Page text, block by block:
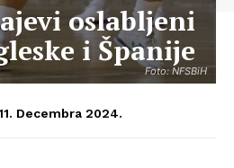
Foto: NFSBiH
oslabljeni
i Španije
Decembra 2024.